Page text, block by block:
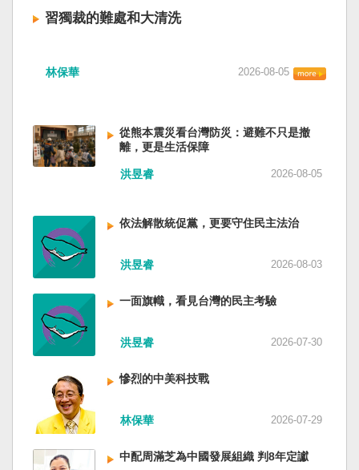
來台也是中國僑民或台灣新住民、新國民，而不
國民養成過程的教育被教導成一個虛構的大國，
北相連，四面海域環抱，是島嶼國度不是大陸國
家。 一九四五年八一五，台灣人在祖國的迷惘與
迷障中做了錯誤的選擇，不只造成台灣集體命運
好好建構我們尚未正常化的國家。台灣是小而
美、豐裕而堅強，在太平洋西南海域，一個閃亮
的國家。 中國啊！請獨立於台灣之外吧！如果在
意收拾「中華民國」這個你們立鑄為繼承之國碑
銘的國號，台灣也會尊重歷史，對殘餘中國做歷
史的了結，寫下句點。生活在台灣的人們應共同
起造一個對「中國」不構成侵權的新國家，開啟
歷史的新樂章。歷史不會重來，但提供教訓。
次彰顯這份聲明的立場，很榮幸代表台灣人民接
受IPAC的聲明，台灣會給予堅定的支持，共同捍
更透過跨國鎮壓手段，對世界各國人民進行政治
延」 賴清德表示，面對中國威權主義不斷擴張，
紅色恐怖正在世界各地蔓延，今年論壇主題聚焦
討論全球的民主韌性、灰帶侵擾的因應聯防，以
及非紅供應鏈的重塑，更加反映出台灣在國際社
任。 賴清德表示，當今台灣的民主成就受到國際
的肯定，面對中國「民促法」的威脅，台灣不會
接受統戰滲透和紅色恐怖、不會坐視中國將壓迫
黑手伸進台灣，或任何自由國家與地區。 賴清德
禦、責任分擔」，並將持續提升國防力量、強化
全社會防衛韌性，增進國際合作，凝聚最大的力
量，確保印太區域的和平穩定；台灣也將善用
AI、半導體、資通訊等高科技產業優勢，串聯民
主夥伴，一起打造「非紅供應鏈」，來強化經濟
韌性，讓彼此的國家更安全更繁榮。 最後，賴清
德說，台灣是民主自由的燈塔，也是印太和平的
重要基石，即使威權主義威脅及全球新興挑戰不
斷，台灣有堅定的意志，確保民主燈塔永明，自
由基石永固。
習獨裁的難處和大清洗
中全會。本來以為在七月上海的AI全球大會以
不見了，改為「加快、加強」。從奇技淫巧改為
「適應不同群體消費需求擴大優質供給」。顯然
七月中國官方的經濟數字，製造業採購經理人指
數PMI，由六月的五十．三％大幅滑落至四十九．
五十％榮枯線，加上非製造業和綜合PMI產出指數
三大核心指標同步跌穿榮枯線，習近平的梭哈
（孤注一擲）失敗，在會議文件上不得不兩處承
認「困難」。 一處是「有效應對各種外部衝擊和
的困難挑戰」。其後各段落所說的例如公平競
爭、就業、三農、天災等都是。而「常態化解決
企業帳款拖欠問題」，更暴露企業之間拖欠已經
是常態化。近三十年前的「三角債」是不是復活
了？企業發薪給員工當然也拖欠。 另外有兩處提
到「兜牢基層『三保』底線」和「抓好『一老一
小』服務保障」，社會保險系統也出了問題。 後
段有一句「推動各級領導幹部以更加昂揚向上的
精氣神，不斷創造高質量發展新業績」。不懂什
麼是「精氣神」，還以為是假文件，是新時代習
林保華 2026-08-05
從熊本震災看台灣防災：避難不只是撤
離，更是生活保障
洪昱睿 2026-08-05
依法解散統促黨，更要守住民主法治
洪昱睿 2026-08-03
一面旗幟，看見台灣的民主考驗
洪昱睿 2026-07-30
慘烈的中美科技戰
林保華 2026-07-29
中配周滿芝為中國發展組織 判8年定讞